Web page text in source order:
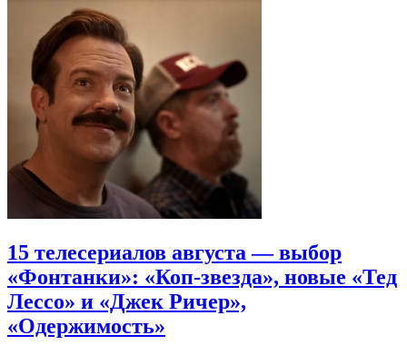
15 телесериалов августа — выбор
«Фонтанки»: «Коп-звезда», новые «Тед
Лессо» и «Джек Ричер»,
«Одержимость»